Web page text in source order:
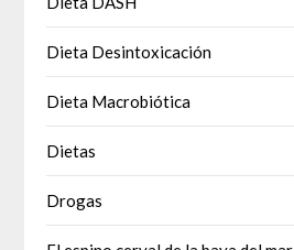
Dieta Desintoxicación
Dieta Macrobiótica
Dietas
Drogas